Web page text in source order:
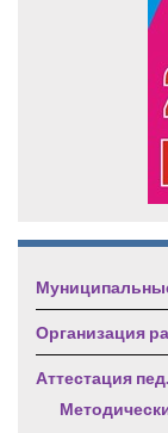
Организация
Аттестация